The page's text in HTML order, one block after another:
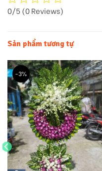
0/5(0 Reviews)
Sản phẩm tương tự
-3%